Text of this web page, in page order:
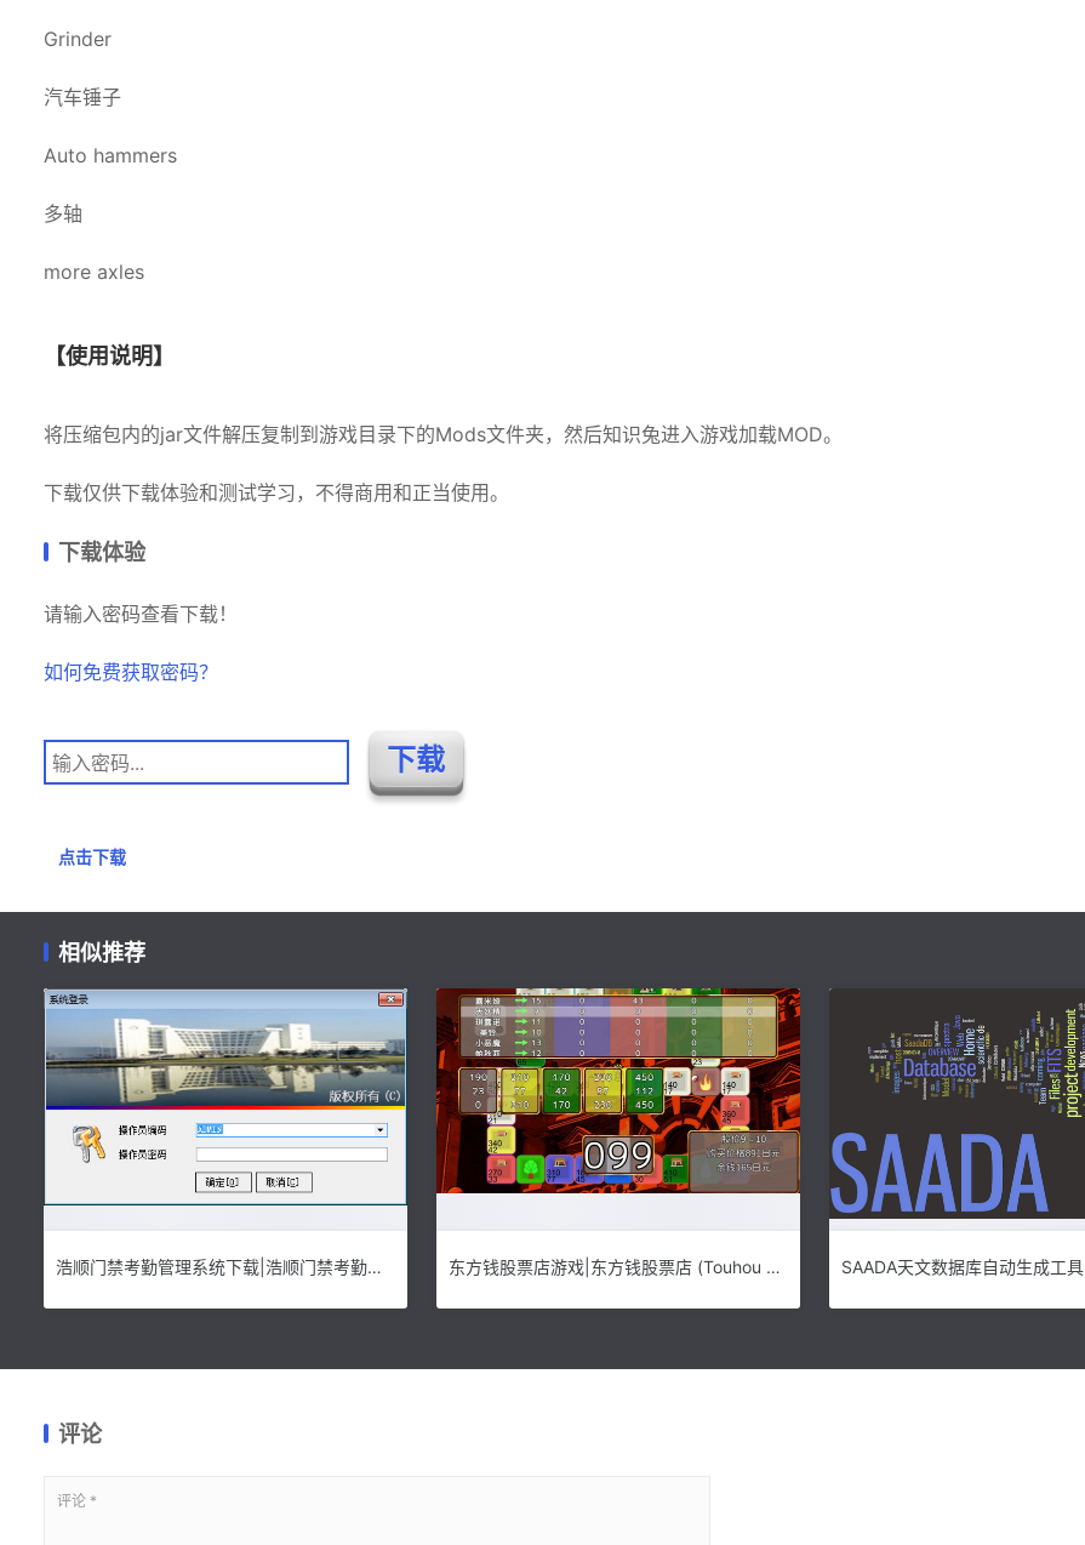
Grinder
汽车锤子
Auto hammers
多轴
more axles
【使用说明】
将压缩包内的jar文件解压复制到游戏目录下的Mods文件夹，然后知识兔进入游戏加载MOD。
下载仅供下载体验和测试学习，不得商用和正当使用。
下载体验
请输入密码查看下载！
如何免费获取密码？
点击下载
相似推荐
浩顺门禁考勤管理系统下载|浩顺门禁考勤管理软件 官方最新版v1.21下载 东方钱股票店游戏|东方钱股票店 (Touhou MONEY STOCKS SHOPS)PC中文版 即将上市
评论